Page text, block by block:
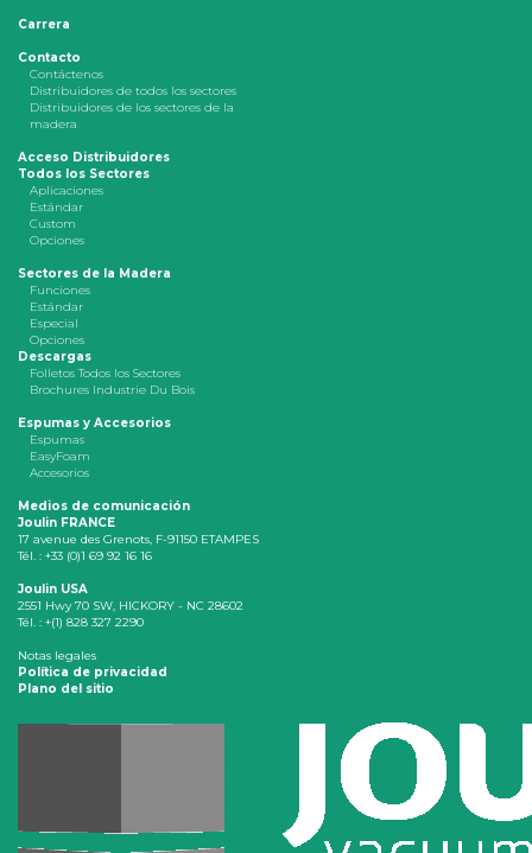
Carrera
Contacto
Contáctenos
Distribuidores de todos los sectores
Distribuidores de los sectores de la
madera
Acceso Distribuidores
Todos los Sectores
Aplicaciones
Estándar
Custom
Opciones
Sectores de la Madera
Funciones
Estándar
Especial
Opciones
Descargas
Folletos Todos los Sectores
Brochures Industrie Du Bois
Espumas y Accesorios
Espumas
EasyFoam
Accesorios
Medios de comunicación
Joulin FRANCE
17 avenue des Grenots, F-91150 ETAMPES
Tél. : +33 (0)1 69 92 16 16
Joulin USA
2551 Hwy 70 SW, HICKORY - NC 28602
Tél. : +(1) 828 327 2290
Notas legales
Política de privacidad
Plano del sitio